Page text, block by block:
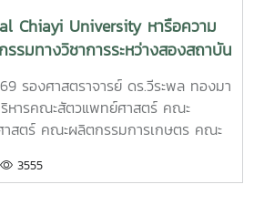
Chiayi University หารือความ
รมทางวิชาการระหว่างสองสถาบัน
รองศาสตราจารย์ ดร.วีระพล ทองมา
หารคณะสัตวแพทย์ศาสตร์ คณะ
สตร์ คณะผลิตกรรมการเกษตร คณะ
ห้การต้อนรับ Dr. Yuen-Chun
3555